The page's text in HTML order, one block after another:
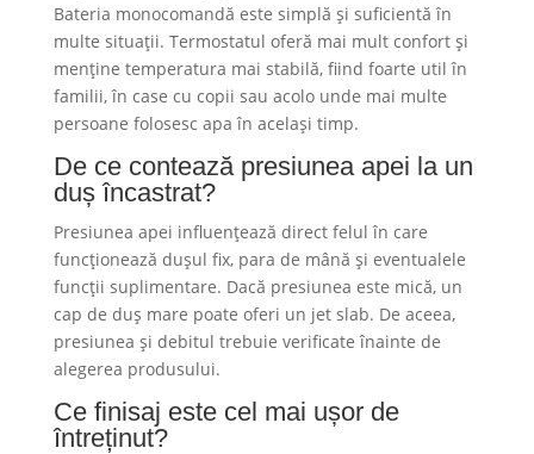
Bateria monocomandă este simplă și suficientă în
multe situații. Termostatul oferă mai mult confort și
menține temperatura mai stabilă, fiind foarte util în
familii, în case cu copii sau acolo unde mai multe
persoane folosesc apa în același timp.
De ce contează presiunea apei la un
duș încastrat?
Presiunea apei influențează direct felul în care
funcționează dușul fix, para de mână și eventualele
funcții suplimentare. Dacă presiunea este mică, un
cap de duș mare poate oferi un jet slab. De aceea,
presiunea și debitul trebuie verificate înainte de
alegerea produsului.
Ce finisaj este cel mai ușor de
întreținut?